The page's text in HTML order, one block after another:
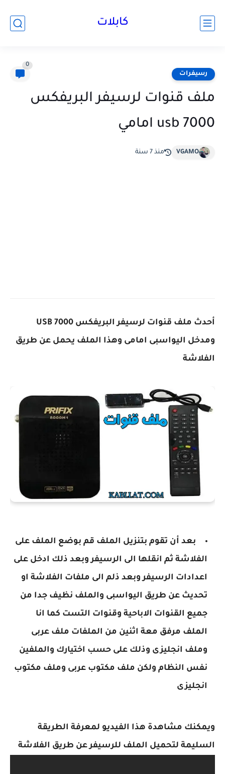
كابلات
رسيفرات
0
ملف قنوات لرسيفر البريفكس
7000 usb امامي
VGAMO منذ 7 سنة
ومدخل اليواسبى امامى وهذا الملف يحمل عن طريق
الفلاشة
بعد أن تقوم بتنزيل الملف قم بوضع الملف على
الفلاشة ثم انقلها الى الرسيفر وبعد ذلك ادخل على
اعدادات الرسيفر وبعد ذلم الى ملفات الفلاشة او
تحديث عن طريق اليواسبى والملف نظيف جدا من
جميع القنوات الاباحية وقنوات التست كما انا
الملف مرفق معة اثنين من الملفات ملف عربى
وملف انجليزى وذلك على حسب اختيارك والملفين
نفس النظام ولكن ملف مكتوب عربى وملف مكتوب
انجليزى
ويمكنك مشاهدة هذا الفيديو لمعرفة الطريقة
السليمة لتحميل الملف للرسيفر عن طريق الفلاشة